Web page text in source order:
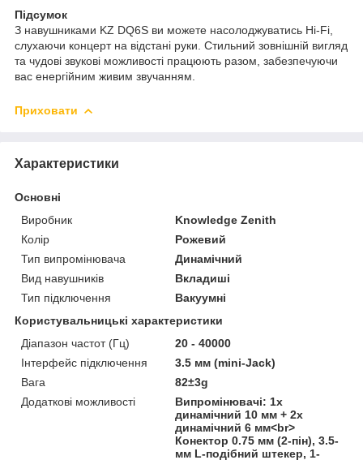
Підсумок
З навушниками KZ DQ6S ви можете насолоджуватись Hi-Fi,
слухаючи концерт на відстані руки. Стильний зовнішній вигляд
та чудові звукові можливості працюють разом, забезпечуючи
вас енергійним живим звучанням.
Приховати
Характеристики
Основні
Виробник
Knowledge Zenith
Колір
Рожевий
Тип випромінювача
Динамічний
Вид навушників
Вкладиші
Тип підключення
Вакуумні
Користувальницькі характеристики
Діапазон частот (Гц)
20 - 40000
Інтерфейс підключення
3.5 мм (mini-Jack)
Вага
82±3g
Додаткові можливості
Випромінювачі: 1x
динамічний 10 мм + 2x
динамічний 6 мм<br>
Конектор 0.75 мм (2-пін), 3.5-
мм L-подібний штекер, 1-